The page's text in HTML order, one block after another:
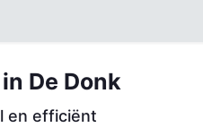
De Donk
en efficiënt